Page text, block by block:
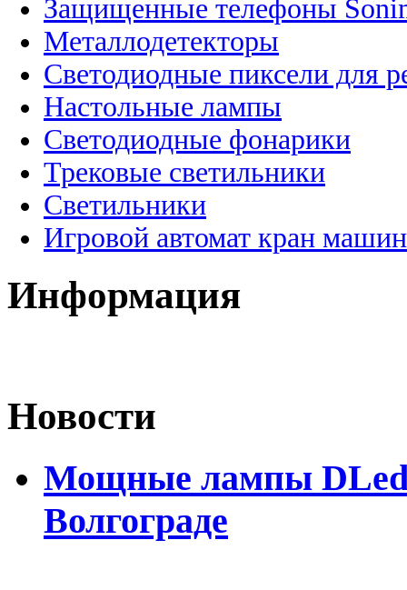
Защищенные телефоны
Металлодетекторы
Светодиодные пиксели для
Настольные лампы
Светодиодные фонарики
Трековые светильники
Светильники
Игровой автомат кран
Информация
Новости
Мощные лампы DLed
Волгограде